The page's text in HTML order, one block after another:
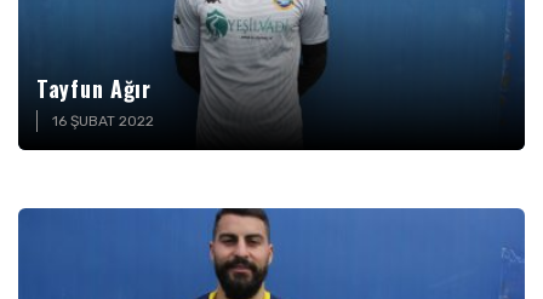
Tayfun Ağır
16 ŞUBAT 2022